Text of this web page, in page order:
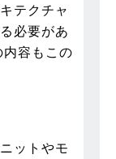
テクチャ
必要があ
容もこの
ットやモ